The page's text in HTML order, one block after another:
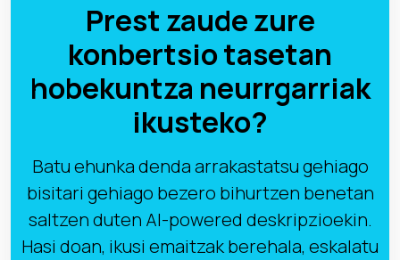
Prest zaude zure
konbertsio tasetan
hobekuntza neurrgarriak
ikusteko?
Batu ehunka denda arrakastatsu gehiago
bisitari gehiago bezero bihurtzen benetan
saltzen duten AI-powered deskripzioekin.
Hasi doan, ikusi emaitzak berehala, eskalatu